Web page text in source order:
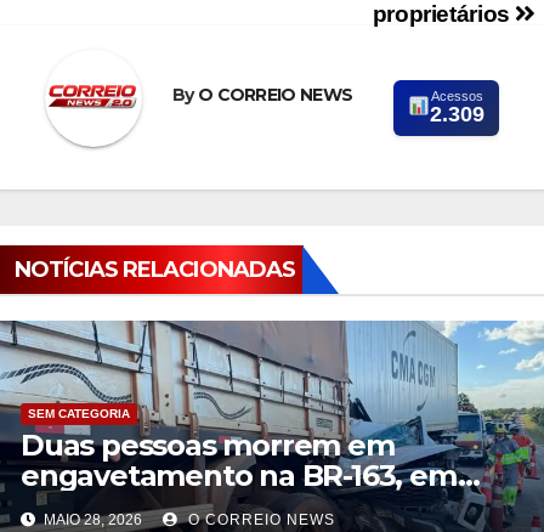
proprietários
ByO CORREIO NEWS Acessos
2.309
NOTÍCIAS RELACIONADAS
SEM CATEGORIA
Duas pessoas morrem em
engavetamento na BR-163, em
Coxim
MAIO 28, 2026 O CORREIO NEWS